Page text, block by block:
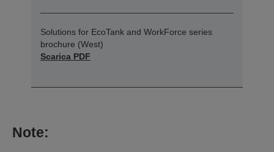
Solutions for EcoTank and WorkForce series
brochure (West)
Scarica PDF
Note: